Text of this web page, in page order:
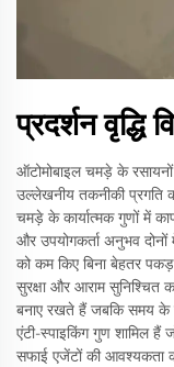
प्रदर्शन वृद्धि
ऑटोमोबाइल चमड़े के रसायनों
उल्लेखनीय तकनीकी प्रगति
चमड़े के कार्यात्मक गुणों में
और उपयोगकर्ता अनुभव दोनों
को कम किए बिना बेहतर पकड़
सुरक्षा और आराम सुनिश्चित
बनाए रखते हैं जबकि समय के
एंटी-स्पाइकिंग गुण शामिल
सफाई एजेंटों की आवश्यकता